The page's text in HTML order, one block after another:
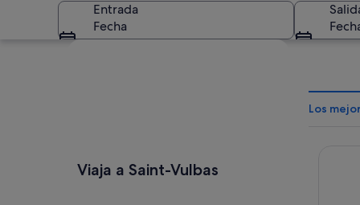
Entrada
Fecha
Viaja a Saint-Vulbas
Los